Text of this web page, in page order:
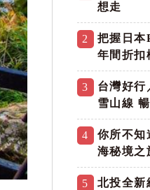
想走
2
把握日
年間折扣
3
台灣好行
雪山線
4
你所不知
海秘境之
5
北投全新